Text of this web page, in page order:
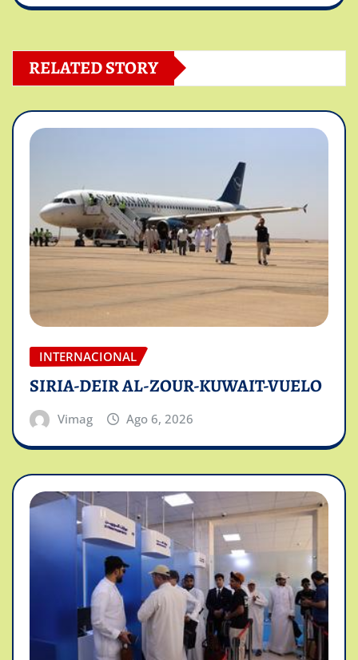
RELATED STORY
INTERNACIONAL
SIRIA-DEIR AL-ZOUR-KUWAIT-VUELO
Vimag Ago 6, 2026